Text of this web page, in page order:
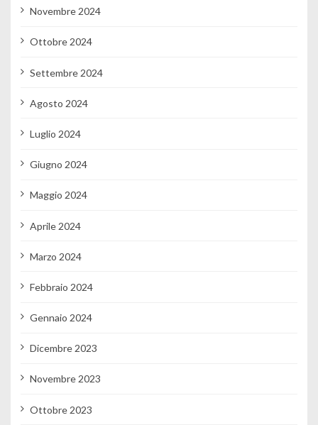
Novembre 2024
Ottobre 2024
Settembre 2024
Agosto 2024
Luglio 2024
Giugno 2024
Maggio 2024
Aprile 2024
Marzo 2024
Febbraio 2024
Gennaio 2024
Dicembre 2023
Novembre 2023
Ottobre 2023